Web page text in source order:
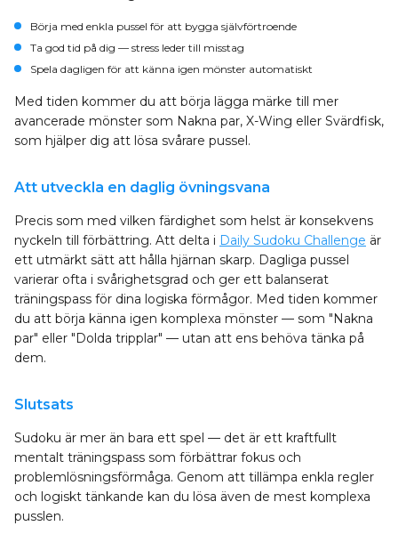
Börja med enkla pussel för att bygga självförtroende
Ta god tid på dig — stress leder till misstag
Spela dagligen för att känna igen mönster automatiskt
Med tiden kommer du att börja lägga märke till mer
avancerade mönster som Nakna par, X-Wing eller Svärdfisk,
som hjälper dig att lösa svårare pussel.
Att utveckla en daglig övningsvana
Precis som med vilken färdighet som helst är konsekvens
nyckeln till förbättring. Att delta i Daily Sudoku Challenge är
ett utmärkt sätt att hålla hjärnan skarp. Dagliga pussel
varierar ofta i svårighetsgrad och ger ett balanserat
träningspass för dina logiska förmågor. Med tiden kommer
du att börja känna igen komplexa mönster — som "Nakna
par" eller "Dolda tripplar" — utan att ens behöva tänka på
dem.
Slutsats
Sudoku är mer än bara ett spel — det är ett kraftfullt
mentalt träningspass som förbättrar fokus och
problemlösningsförmåga. Genom att tillämpa enkla regler
och logiskt tänkande kan du lösa även de mest komplexa
pusslen.